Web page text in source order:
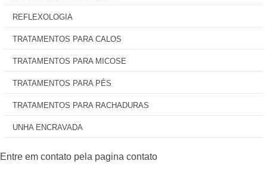
REFLEXOLOGIA
TRATAMENTOS PARA CALOS
TRATAMENTOS PARA MICOSE
TRATAMENTOS PARA PÉS
TRATAMENTOS PARA RACHADURAS
UNHA ENCRAVADA